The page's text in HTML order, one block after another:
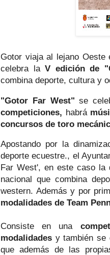
Gotor viaja al lejano Oeste
celebra laV edición de
combina deporte, cultura y
"Gotor Far West" se
competiciones,
habrá
concursos de toro
Apostando por la
deporte ecuestre., el
Far West', en este caso la
nacional que combina
western. Además y por
modalidades de Team
Consiste en una
modalidades y también se
que además de las